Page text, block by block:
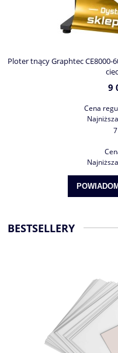
Ploter tnący Graphtec CE8000-
9
Cena
BESTSELLERY